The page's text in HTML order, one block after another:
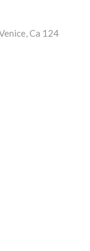
Ca 124